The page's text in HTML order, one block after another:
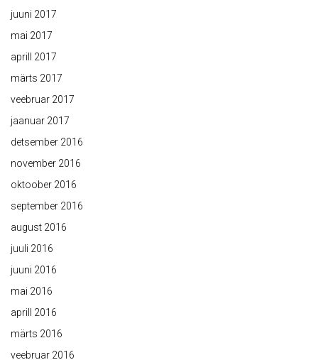
juuni 2017
mai 2017
aprill 2017
märts 2017
veebruar 2017
jaanuar 2017
detsember 2016
november 2016
oktoober 2016
september 2016
august 2016
juuli 2016
juuni 2016
mai 2016
aprill 2016
märts 2016
veebruar 2016